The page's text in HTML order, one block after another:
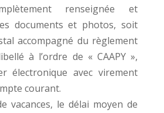
renseignée et
documents et photos, soit
accompagné du règlement
à l’ordre de « CAAPY »,
électronique avec virement
courant.
vacances, le délai moyen de